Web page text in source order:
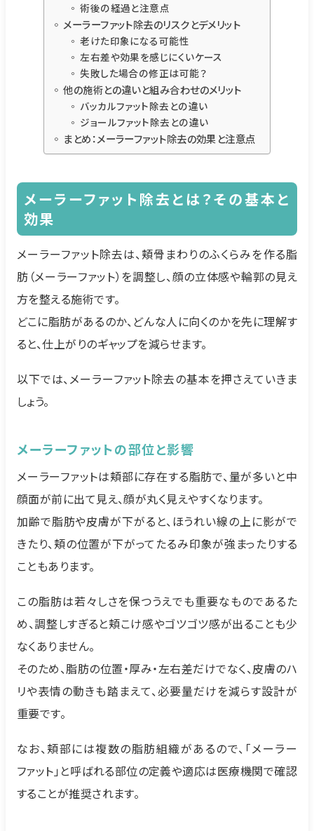
術後の経過と注意点
メーラーファット除去のリスクとデメリット
老けた印象になる可能性
左右差や効果を感じにくいケース
失敗した場合の修正は可能？
他の施術との違いと組み合わせのメリット
バッカルファット除去との違い
ジョールファット除去との違い
まとめ：メーラーファット除去の効果と注意点
メーラーファット除去とは？その基本と
効果
メーラーファット除去は、頬骨まわりのふくらみを作る脂
肪（メーラーファット）を調整し、顔の立体感や輪郭の見え
方を整える施術です。
どこに脂肪があるのか、どんな人に向くのかを先に理解す
ると、仕上がりのギャップを減らせます。
以下では、メーラーファット除去の基本を押さえていきま
しょう。
メーラーファットの部位と影響
メーラーファットは頬部に存在する脂肪で、量が多いと中
顔面が前に出て見え、顔が丸く見えやすくなります。
加齢で脂肪や皮膚が下がると、ほうれい線の上に影がで
きたり、頬の位置が下がってたるみ印象が強まったりする
こともあります。
この脂肪は若々しさを保つうえでも重要なものであるた
め、調整しすぎると頬こけ感やゴツゴツ感が出ることも少
なくありません。
そのため、脂肪の位置・厚み・左右差だけでなく、皮膚のハ
リや表情の動きも踏まえて、必要量だけを減らす設計が
重要です。
なお、頬部には複数の脂肪組織があるので、「メーラー
ファット」と呼ばれる部位の定義や適応は医療機関で確認
することが推奨されます。